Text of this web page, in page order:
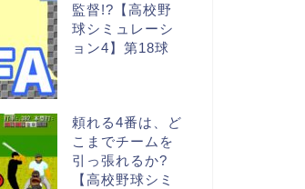
監督!?【高校野
球シミュレーシ
ョン4】第18球
頼れる4番は、ど
こまでチームを
引っ張れるか?
【高校野球シミ